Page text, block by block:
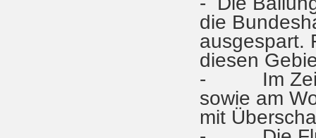
die
ausgespart.
diesen
- Im
sowie am
mit